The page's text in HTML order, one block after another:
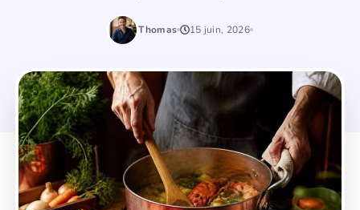
Thomas 15 juin, 2026